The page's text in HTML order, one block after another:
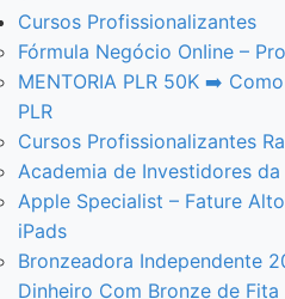
Cursos Profissionalizantes
Fórmula Negócio OnIine –
MENTORIA PLR 50K ➡️
PLR
Cursos Profissionalizantes
Academia de Investidores
Apple Specialist – Fature
iPads
Bronzeadora Independente
Dinheiro Com Bronze de Fita